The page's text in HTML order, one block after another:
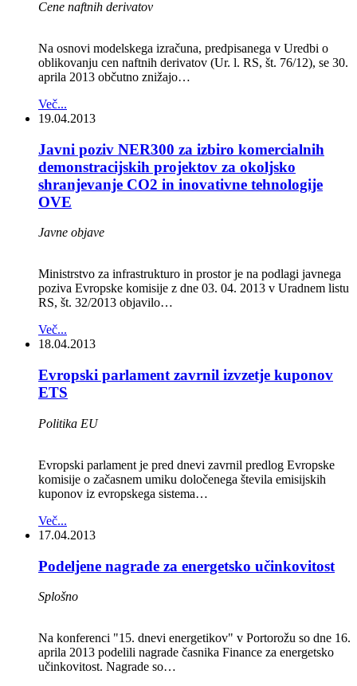
Cene naftnih derivatov
Na osnovi modelskega izračuna, predpisanega v Uredbi o
oblikovanju cen naftnih derivatov (Ur. l. RS, št. 76/12), se 30.
aprila 2013 občutno znižajo…
Več...
19.04.2013
Javni poziv NER300 za izbiro komercialnih
demonstracijskih projektov za okoljsko
shranjevanje CO2 in inovativne tehnologije
OVE
Javne objave
Ministrstvo za infrastrukturo in prostor je na podlagi javnega
poziva Evropske komisije z dne 03. 04. 2013 v Uradnem listu
RS, št. 32/2013 objavilo…
Več...
18.04.2013
Evropski parlament zavrnil izvzetje kuponov
ETS
Politika EU
Evropski parlament je pred dnevi zavrnil predlog Evropske
komisije o začasnem umiku določenega števila emisijskih
kuponov iz evropskega sistema…
Več...
17.04.2013
Podeljene nagrade za energetsko učinkovitost
Splošno
Na konferenci "15. dnevi energetikov" v Portorožu so dne 16.
aprila 2013 podelili nagrade časnika Finance za energetsko
učinkovitost. Nagrade so…